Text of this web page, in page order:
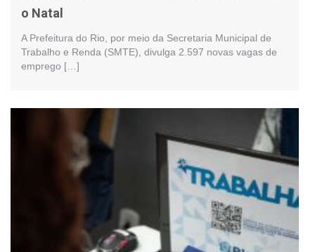
o Natal
A Prefeitura do Rio, por meio da Secretaria Municipal de
Trabalho e Renda (SMTE), divulga 2.597 novas vagas de
emprego […]